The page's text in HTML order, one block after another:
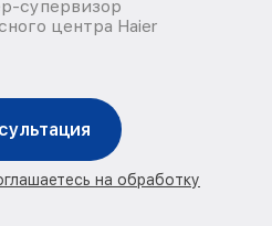
супервизор
центра Haier
на обработку